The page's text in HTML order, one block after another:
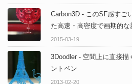
Carbon3D - このSF感すご
た高速・高密度で画期的な
2015-03-19
3Doodler - 空間上に直接描
ントペン
2013-02-20